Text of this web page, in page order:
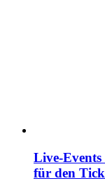
Live-Events
für den